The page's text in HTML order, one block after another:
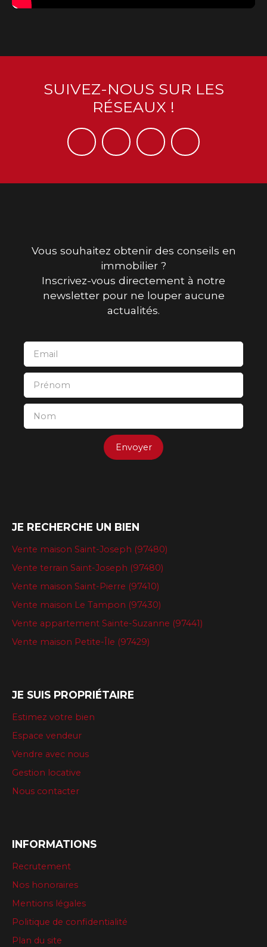
SUIVEZ-NOUS SUR LES
RÉSEAUX !
Vous souhaitez obtenir des conseils en
immobilier ?
Inscrivez-vous directement à notre
newsletter pour ne louper aucune
actualités.
Email
Prénom
Nom
Envoyer
JE RECHERCHE UN BIEN
Vente maison Saint-Joseph (97480)
Vente terrain Saint-Joseph (97480)
Vente maison Saint-Pierre (97410)
Vente maison Le Tampon (97430)
Vente appartement Sainte-Suzanne (97441)
Vente maison Petite-Île (97429)
JE SUIS PROPRIÉTAIRE
Estimez votre bien
Espace vendeur
Vendre avec nous
Gestion locative
Nous contacter
INFORMATIONS
Recrutement
Nos honoraires
Mentions légales
Politique de confidentialité
Plan du site